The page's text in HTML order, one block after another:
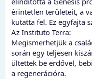
érintetlen területeit, a
kutatta fel. Ez egyfajta
Az Instituto Terra:
Megismerhetjük a
során egy teljesen
ültettek be erdővel,
a regenerációra.